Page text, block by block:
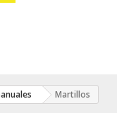
Martillos